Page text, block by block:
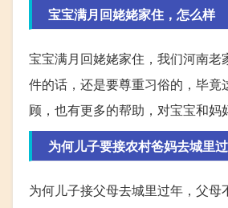
宝宝满月回姥姥家住，怎么样
宝宝满月回姥姥家住，我们河南老
件的话，还是要尊重习俗的，毕
顾，也有更多的帮助，对宝宝和妈
为何儿子要接农村爸妈去城里
为何儿子接父母去城里过年，父